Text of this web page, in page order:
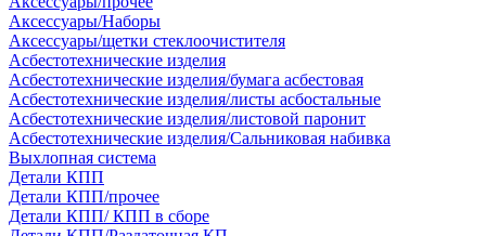
Аксессуары/Наборы
Аксессуары/щетки стеклоочистителя
Асбестотехнические изделия
Асбестотехнические изделия/бумага асбестовая
Асбестотехнические изделия/листы асбостальные
Асбестотехнические изделия/листовой паронит
Асбестотехнические изделия/Сальниковая набивка
Выхлопная система
Детали КПП
Детали КПП/прочее
Детали КПП/ КПП в сборе